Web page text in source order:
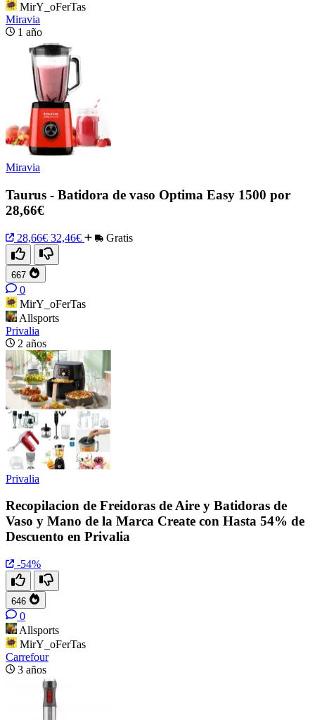
MirY_oFerTas
Miravia
1 año
Miravia
Taurus - Batidora de vaso Optima Easy 1500 por
28,66€
28,66€ 32,46€ Gratis
667
0
MirY_oFerTas
Allsports
Privalia
2 años
Privalia
Recopilacion de Freidoras de Aire y Batidoras de
Vaso y Mano de la Marca Create con Hasta 54% de
Descuento en Privalia
-54%
646
0
Allsports
MirY_oFerTas
Carrefour
3 años